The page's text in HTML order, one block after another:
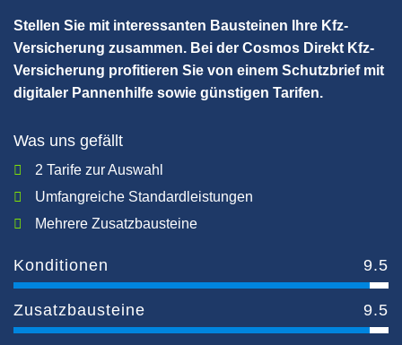
Stellen Sie mit interessanten Bausteinen Ihre Kfz-
Versicherung zusammen. Bei der Cosmos Direkt Kfz-
Versicherung profitieren Sie von einem Schutzbrief mit
digitaler Pannenhilfe sowie günstigen Tarifen.
Was uns gefällt
2 Tarife zur Auswahl
Umfangreiche Standardleistungen
Mehrere Zusatzbausteine
Konditionen 9.5
Zusatzbausteine 9.5